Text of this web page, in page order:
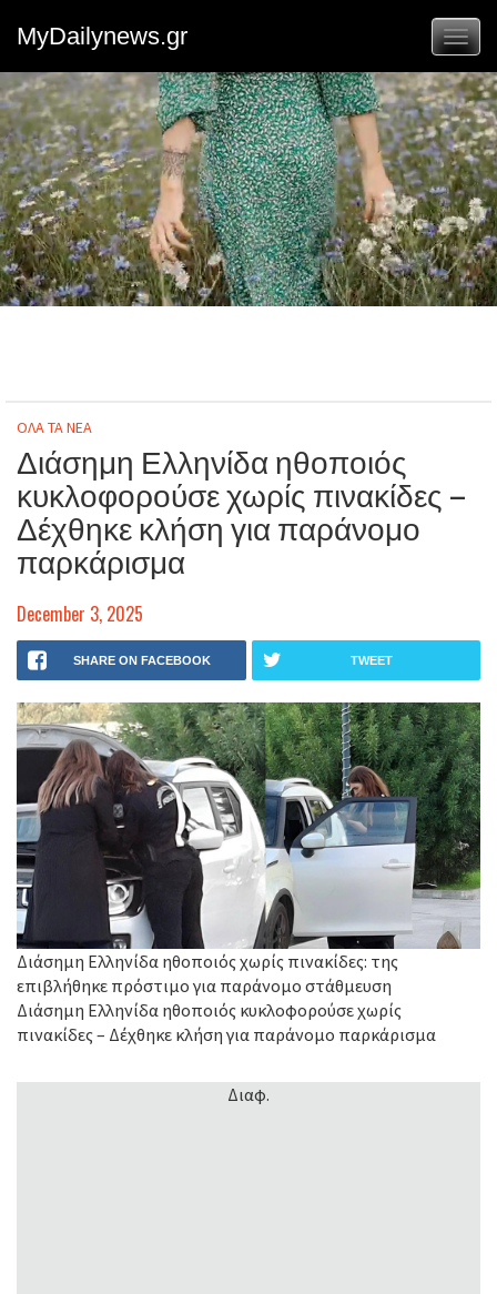
MyDailynews.gr
ΟΛΑ ΤΑ ΝΕΑ
Διάσημη Ελληνίδα ηθοποιός
κυκλοφορούσε χωρίς πινακίδες –
Δέχθηκε κλήση για παράνομο
παρκάρισμα
December 3, 2025
SHARE ON FACEBOOK TWEET
Διάσημη Ελληνίδα ηθοποιός χωρίς πινακίδες: της
επιβλήθηκε πρόστιμο για παράνομο στάθμευση
Διάσημη Ελληνίδα ηθοποιός κυκλοφορούσε χωρίς
πινακίδες – Δέχθηκε κλήση για παράνομο παρκάρισμα
Διαφ.